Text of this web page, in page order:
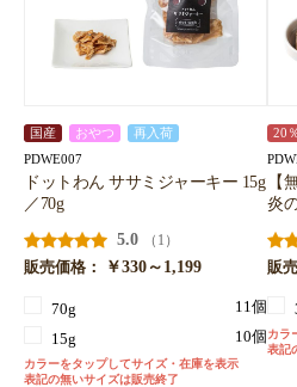
国産 おやつ 再入荷
PDWE007
ドットわん ササミジャーキー 15g
／70g
5.0
（1）
販売価格：
￥330～1,199
70g
11個
15g
10個
カラーをタップしてサイズ・在庫を表示
表記の無いサイズは販売終了
20
【
炎
販
カラ
表記